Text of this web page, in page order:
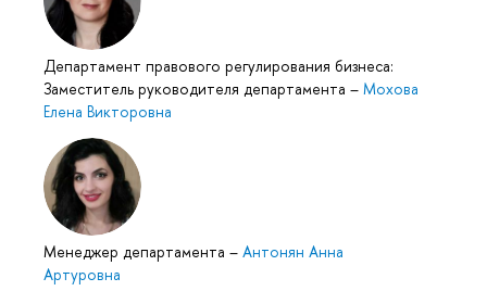
Департамент правового регулирования бизнеса:
Заместитель руководителя департамента – Мохова
Елена Викторовна
Менеджер департамента – Антонян Анна
Артуровна